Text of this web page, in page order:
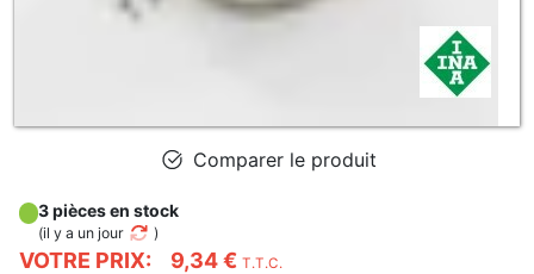
Comparer le produit
VOTRE PRIX: 9,34 € T.T.C.
3 pièces en stock
(il y a un jour )